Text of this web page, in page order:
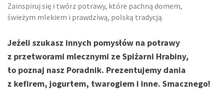
Zainspiruj się i twórz potrawy, które pachną domem,
świeżym mlekiem i prawdziwą, polską tradycją.
Jeżeli szukasz innych pomysłów na potrawy
z przetworami mlecznymi ze Spiżarni Hrabiny,
to poznaj nasz Poradnik. Prezentujemy dania
z kefirem, jogurtem, twarogiem i inne. Smacznego!